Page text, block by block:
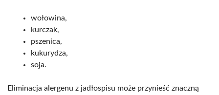
wołowina,
kurczak,
pszenica,
kukurydza,
soja.
Eliminacja alergenu z jadłospisu może przynieść znaczną